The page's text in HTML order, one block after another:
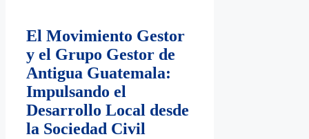
El Movimiento Gestor
y el Grupo Gestor de
Antigua Guatemala:
Impulsando el
Desarrollo Local desde
la Sociedad Civil